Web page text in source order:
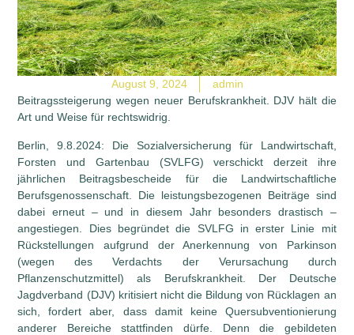
August 9, 2024
admin
Beitragssteigerung wegen neuer Berufskrankheit. DJV hält die
Art und Weise für rechtswidrig.
Berlin, 9.8.2024: Die Sozialversicherung für Landwirtschaft,
Forsten und Gartenbau (SVLFG) verschickt derzeit ihre
jährlichen Beitragsbescheide für die Landwirtschaftliche
Berufsgenossenschaft. Die leistungsbezogenen Beiträge sind
dabei erneut – und in diesem Jahr besonders drastisch –
angestiegen. Dies begründet die SVLFG in erster Linie mit
Rückstellungen aufgrund der Anerkennung von Parkinson
(wegen des Verdachts der Verursachung durch
Pflanzenschutzmittel) als Berufskrankheit. Der Deutsche
Jagdverband (DJV) kritisiert nicht die Bildung von Rücklagen an
sich, fordert aber, dass damit keine Quersubventionierung
anderer Bereiche stattfinden dürfe. Denn die gebildeten